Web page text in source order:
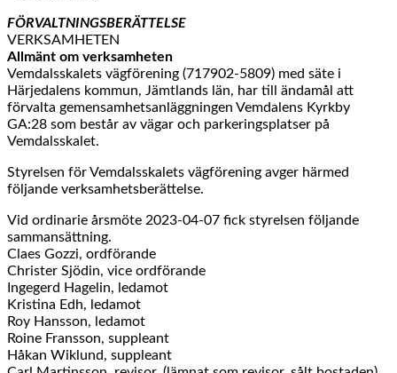
FÖRVALTNINGSBERÄTTELSE
VERKSAMHETEN
Allmänt om verksamheten
Vemdalsskalets vägförening (717902-5809) med säte i
Härjedalens kommun, Jämtlands län, har till ändamål att
förvalta gemensamhetsanläggningen Vemdalens Kyrkby
GA:28 som består av vägar och parkeringsplatser på
Vemdalsskalet.
Styrelsen för Vemdalsskalets vägförening avger härmed
följande verksamhetsberättelse.
Vid ordinarie årsmöte 2023-04-07 fick styrelsen följande
sammansättning.
Claes Gozzi, ordförande
Christer Sjödin, vice ordförande
Ingegerd Hagelin, ledamot
Kristina Edh, ledamot
Roy Hansson, ledamot
Roine Fransson, suppleant
Håkan Wiklund, suppleant